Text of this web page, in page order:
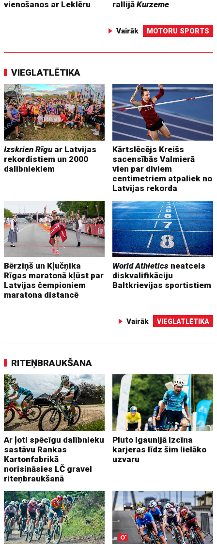
vienošanos ar Leklēru rallijāKurzeme
Vairāk MOTORU SPORTS
VIEGLATLĒTIKA
Izskrien Rīguar Latvijas
rekordistiem un 2000
dalībniekiem
Kārtslēcējs Kreišs
sacensībās Valmierā
vien par diviem
centimetriem atpaliek no
Latvijas rekorda
Bērziņš un Kļučņika
Rīgas maratonā kļūst par
Latvijas čempioniem
maratona distancē
World Athletics neatcels
diskvalifikāciju
Baltkrievijas sportistiem
Vairāk VIEGLATLĒTIKA
RITEŅBRAUKŠANA
Ar ļoti spēcīgu dalībnieku
sastāvu Rankas
Kartonfabrikā
norisināsies LČ gravel
riteņbraukšanā
Pluto Igaunijā izcīna
karjeras līdz šim lielāko
uzvaru